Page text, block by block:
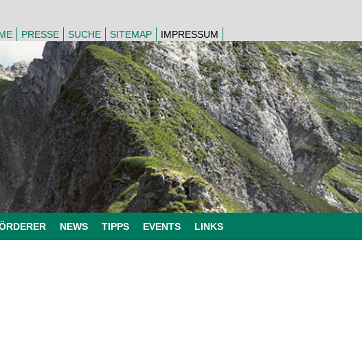
PRESSE SUCHE SITEMAP IMPRESSUM
NEWS TIPPS EVENTS LINKS